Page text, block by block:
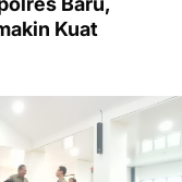
Kuat